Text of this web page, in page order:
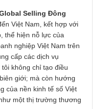
Selling Đông
Việt Nam, kết hợp với
thể hiện nỗ lực của
nghiệp Việt Nam trên
cấp các dịch vụ
không chỉ tạo điều
giới; mà còn hướng
của nền kinh tế số Việt
một thị trường thương